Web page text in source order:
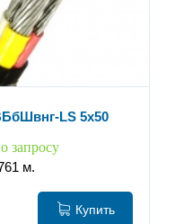
LS 5x50
запросу
м.
Купить